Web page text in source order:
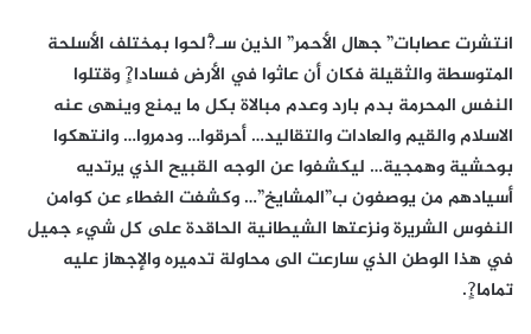
انتشرت عصابات” جهال الأحمر” الذين سـ?ْلحوا بمختلف الأسلحة
المتوسطة والثقيلة فكان أن عاثوا في الأرض فسادا?ٍ وقتلوا
النفس المحرمة بدم بارد وعدم مبالاة بكل ما يمنع وينهى عنه
الاسلام والقيم والعادات والتقاليد… أحرقوا… ودمروا… وانتهكوا
بوحشية وهمجية… ليكشفوا عن الوجه القبيح الذي يرتديه
أسيادهم من يوصفون ب”المشايخ”… وكشفت الغطاء عن كوامن
النفوس الشريرة ونزعتها الشيطانية الحاقدة على كل شيء جميل
في هذا الوطن الذي سارعت الى محاولة تدميره والإجهاز عليه
تماما?ٍ.